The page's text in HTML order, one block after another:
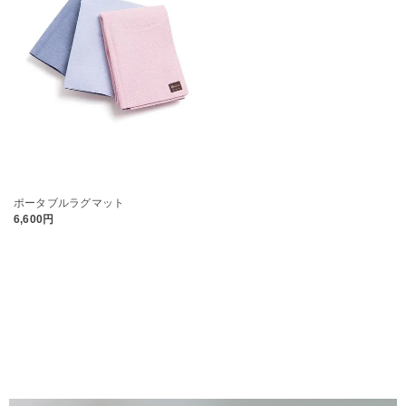
ポータブルラグマット
6,600円